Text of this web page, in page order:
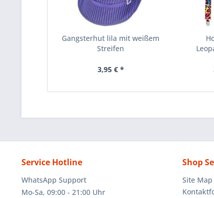
Gangsterhut lila mit weißem
Streifen
3,95 € *
Service Hotline
WhatsApp Support
Mo-Sa, 09:00 - 21:00 Uhr
Shop
Site Map